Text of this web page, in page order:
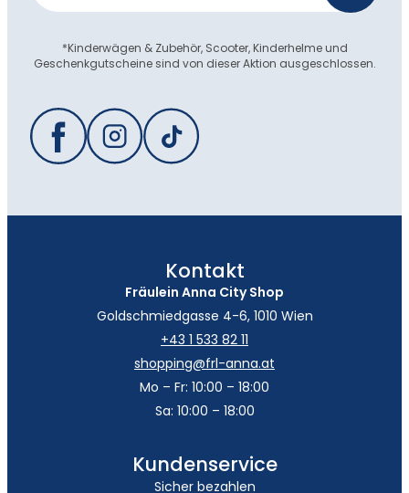
*Kinderwägen & Zubehör, Scooter, Kinderhelme und
Geschenkgutscheine sind von dieser Aktion ausgeschlossen.
Kontakt
Fräulein Anna City Shop
Goldschmiedgasse 4-6, 1010 Wien
+43 1 533 82 11
shopping@frl-anna.at
Mo – Fr: 10:00 – 18:00
Sa: 10:00 – 18:00
Kundenservice
Sicher bezahlen